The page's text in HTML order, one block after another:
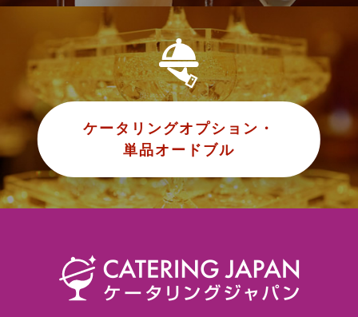
ケータリングオプション・
単品オードブル